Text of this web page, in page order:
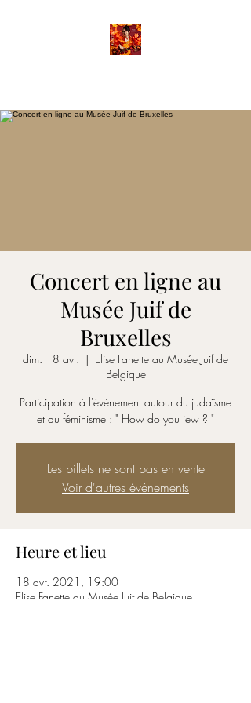
Concert en ligne au
Musée Juif de
Bruxelles
dim. 18 avr.
  |
Elise Fanette au Musée Juif de
Belgique
Participation à l'évènement autour du judaïsme
et du féminisme : " How do you jew ? "
Les billets ne sont pas en vente
Voir d'autres événements
Heure et lieu
18 avr. 2021, 19:00
Elise Fanette au Musée Juif de Belgique